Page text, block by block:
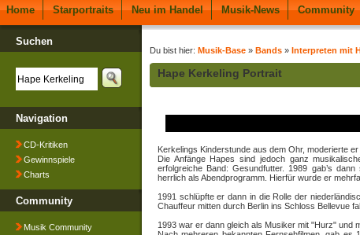
Home Starportraits Neu im Handel Musik-News Community
Suchen
Navigation
CD-Kritiken
Gewinnspiele
Charts
Community
Musik Community
Du bist hier: Musik-Base » Bands » Interpreten mit
Hape Kerkeling Portrait
Kerkelings Kinderstunde aus dem Ohr, moderierte
Die Anfänge Hapes sind jedoch ganz
erfolgreiche Band: Gesundfutter. 1989 gab’s
herrlich als Abendprogramm. Hierfür wurde er
1991 schlüpfte er dann in die Rolle der
Chauffeur mitten durch Berlin ins Schloss Bellevue
1993 war er dann gleich als Musiker mit "Hurz" und